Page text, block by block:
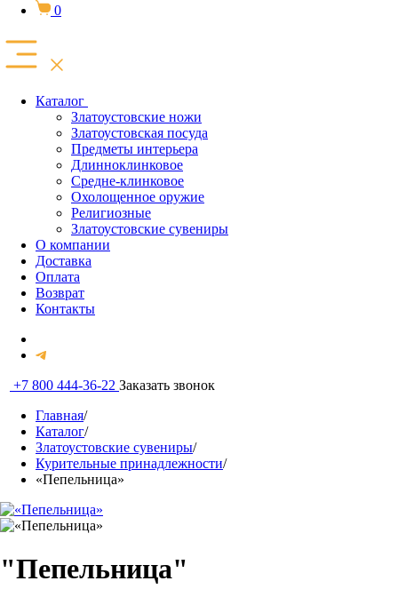
0
Каталог
Златоустовские ножи
Златоустовская посуда
Предметы интерьера
Длинноклинковое
Средне-клинковое
Охолощенное оружие
Религиозные
Златоустовские сувениры
О компании
Доставка
Оплата
Возврат
Контакты
+7 800 444-36-22 Заказать звонок
Главная/
Каталог/
Златоустовские сувениры/
Курительные принадлежности/
«Пепельница»
"Пепельница"